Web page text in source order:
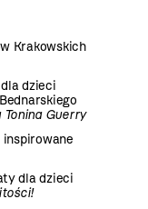
Krakowskich
dzieci
Guerry
dla dzieci